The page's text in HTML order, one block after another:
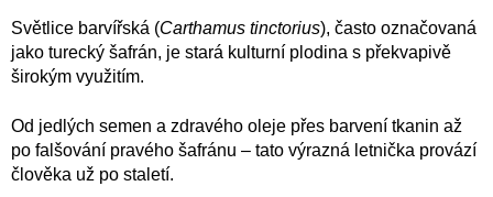
Světlice barvířská (Carthamus tinctorius), často označovaná
jako turecký šafrán, je stará kulturní plodina s překvapivě
širokým využitím.
Od jedlých semen a zdravého oleje přes barvení tkanin až
po falšování pravého šafránu – tato výrazná letnička provází
člověka už po staletí.